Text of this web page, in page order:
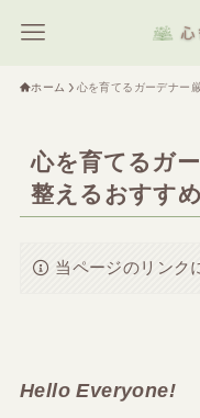
ホーム 心を育てるガーデナー
心を育てるガ
整えるおすす
当ページのリンク
Hello Everyone!